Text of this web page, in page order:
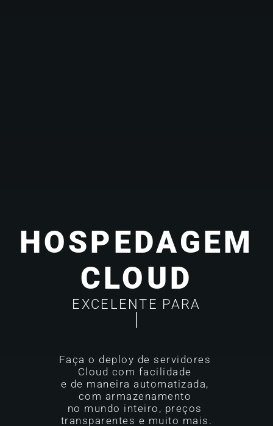
HOSPEDAGEM
CLOUD
EXCELENTE PARA
Faça o deploy de servidores
Cloud com facilidade
e de maneira automatizada,
com armazenamento
no mundo inteiro, preços
transparentes e muito mais.